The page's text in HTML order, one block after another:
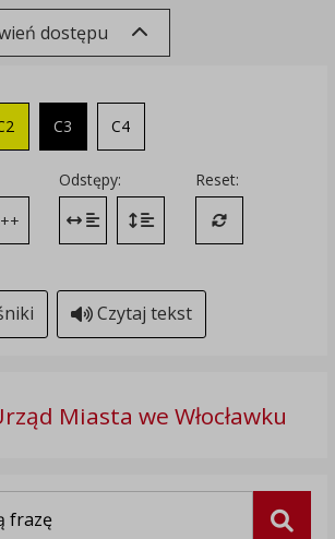
dostępu
domyślny
C3 C4
Odstępy:
Zmień odstęp między literami
Zmień interlinię i margines
Reset:
Przywróć
Czytaj tekst
Miasta we Włocławku